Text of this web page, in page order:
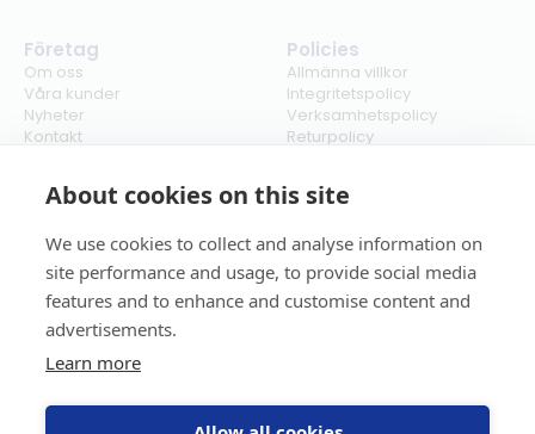
About cookies on this site
We use cookies to collect and analyse information on
site performance and usage, to provide social media
features and to enhance and customise content and
advertisements.
Learn more
Företag
Om oss
Våra kunder
Nyheter
Kontakt
Policies
Allmänna villkor
Integritetspolicy
Verksamhetspolicy
Returpolicy
Cookies